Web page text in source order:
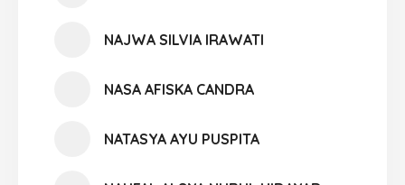
NAJWA SILVIA IRAWATI
NASA AFISKA CANDRA
NATASYA AYU PUSPITA